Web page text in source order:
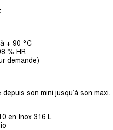
+ 90 °C
% HR
demande)
son mini jusqu’à son maxi.
en Inox 316 L